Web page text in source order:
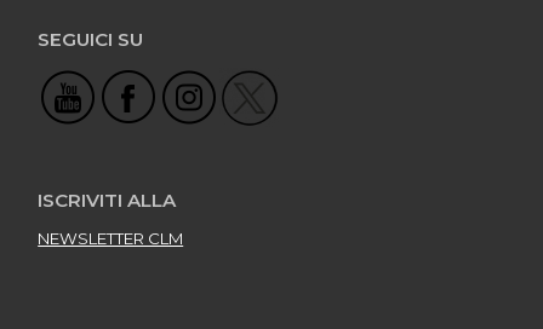
SEGUICI SU
ISCRIVITI ALLA
NEWSLETTER CLM